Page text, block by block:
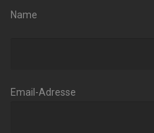
Name
Email-Adresse